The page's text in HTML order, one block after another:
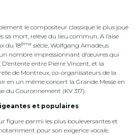
le compositeur classique le plus joué
sa mort, relève du lieu commun. A l’aise
du 18ème siècle, Wolfgang Amadeus
nombre impressionnant d’œuvres qui
entre Pierre Vincent, et la
de Montreux, co-organisateurs de la
en un même concert la Grande Messe en
du Couronnement (KV 317).
et populaires
figure parmi les plus bouleversantes et
pour son exigence vocale.